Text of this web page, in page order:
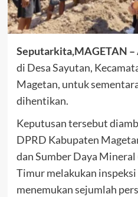
Seputarkita,MAGETAN –
di Desa Sayutan,
Magetan, untuk
dihentikan.
Keputusan tersebut
DPRD Kabupaten
dan Sumber Daya
Timur melakukan inspeksi
menemukan sejumlah